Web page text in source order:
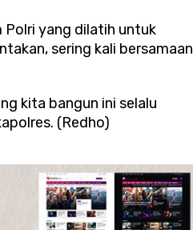
Polri yang dilatih untuk
sering kali bersamaan
kita bangun ini selalu
(Redho)